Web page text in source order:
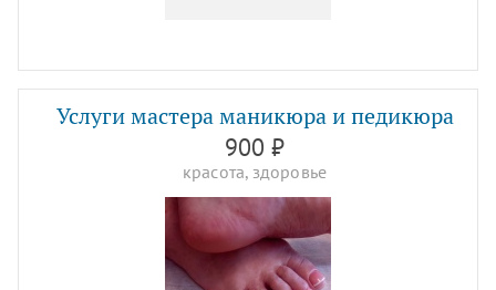
Услуги мастера маникюра и педикюра
900 ₽
красота, здоровье